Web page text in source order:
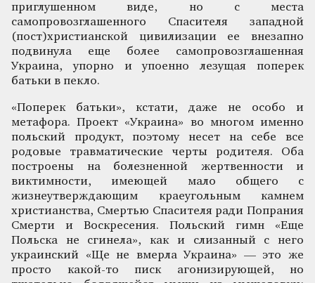
приглушенном виде, но с места
самопровозглашенного Спасителя западной
(пост)христианской цивилизации ее внезапно
подвинула еще более самопровозглашенная
Украина, упорно и упоенно лезущая поперек
батьки в пекло.
«Поперек батьки», кстати, даже не особо и
метафора. Проект «Украина» во многом именно
польский продукт, поэтому несет на себе все
родовые травматические черты родителя. Оба
построены на болезненной жертвенности и
виктимности, имеющей мало общего с
жизнеутверждающим краеугольным камнем
христианства, Смертью Спасителя ради Попрания
Смерти и Воскресения. Польский гимн «Еще
Польска не сгинела», как и слизанный с него
украинский «Ще не вмерла Украина» — это же
просто какой-то писк агонизирующей, но